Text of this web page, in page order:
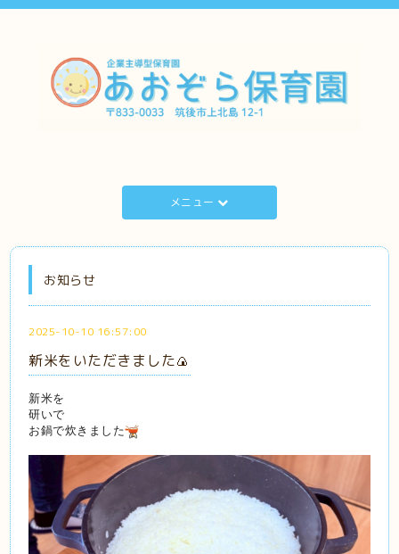
メニュー
お知らせ
2025-10-10 16:57:00
新米をいただきました🍙
新米を
研いで
お鍋で炊きました